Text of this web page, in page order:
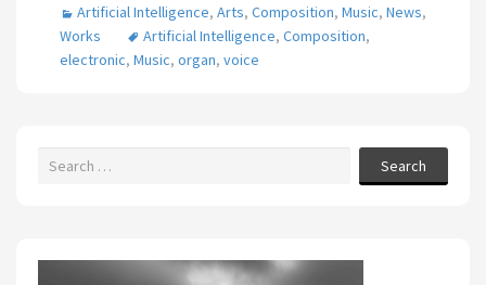
o
o
k
e
r
Artificial Intelligence, Arts, Composition, Music, News,
Works
Artificial Intelligence, Composition,
electronic, Music, organ, voice
Search